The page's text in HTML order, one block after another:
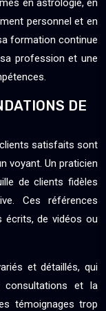
en astrologie, en
personnel et en
formation continue
profession et une
DE
satisfaits sont
voyant. Un praticien
de clients fidèles
Ces références
écrits, de vidéos ou
et détaillés, qui
consultations et la
témoignages trop